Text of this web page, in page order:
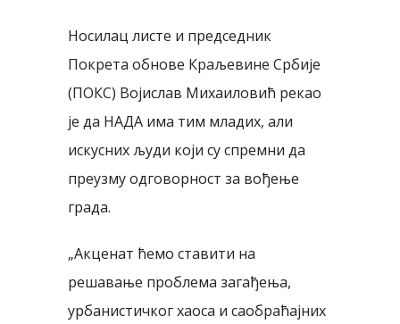
Носилац листе и председник
Покрета обнове Краљевине Србије
(ПОКС) Војислав Михаиловић рекао
је да НАДА има тим младих, али
искусних људи који су спремни да
преузму одговорност за вођење
града.
„Акценат ћемо ставити на
решавање проблема загађења,
урбанистичког хаоса и саобраћајних